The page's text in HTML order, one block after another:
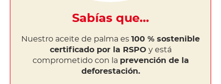
Sabías que…
Nuestro aceite de palma es 100 % sostenible
certificado por la RSPO y está
comprometido con la prevención de la
deforestación.